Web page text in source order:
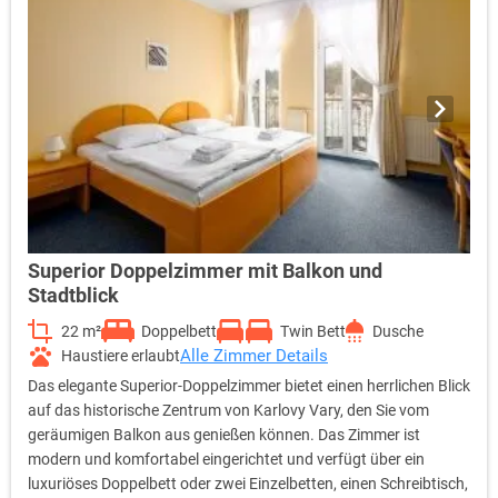
Superior Doppelzimmer mit Balkon und
Stadtblick
22 m² Doppelbett Twin Bett
Dusche
Haustiere erlaubtAlle Zimmer Details
Das elegante Superior-Doppelzimmer bietet einen herrlichen Blick
auf das historische Zentrum von Karlovy Vary, den Sie vom
geräumigen Balkon aus genießen können. Das Zimmer ist
modern und komfortabel eingerichtet und verfügt über ein
luxuriöses Doppelbett oder zwei Einzelbetten, einen Schreibtisch,